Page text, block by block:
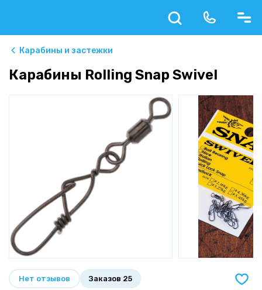
Карабины и застежки
Карабины Rolling Snap Swivel
Нет отзывов Заказов 25